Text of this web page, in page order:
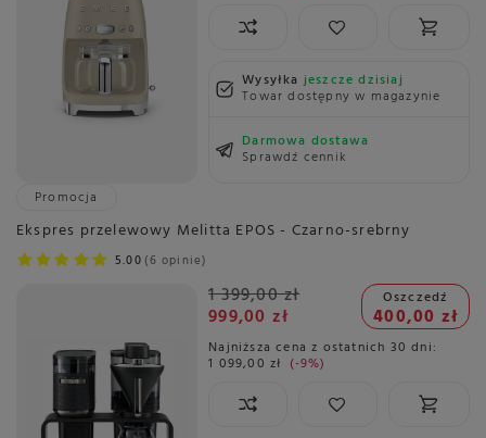
Wysyłkajeszcze dzisiaj
Towar dostępny w magazynie
Darmowa dostawa
Sprawdź cennik
Promocja
Ekspres przelewowy Melitta EPOS - Czarno-srebrny
5.00 6 opinie
1 399,00 zł
999,00 zł
Oszczedź
400,00 zł
Najniższa cena z ostatnich 30 dni:
1 099,00 zł -9%